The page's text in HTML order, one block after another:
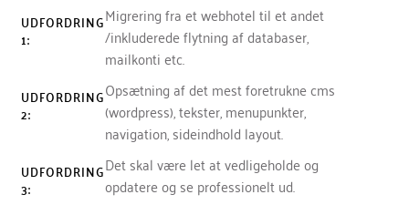
UDFORDRING
1:
Migrering fra et webhotel til et andet
/inkluderede flytning af databaser,
mailkonti etc.
UDFORDRING
2:
Opsætning af det mest foretrukne cms
(wordpress), tekster, menupunkter,
navigation, sideindhold layout.
UDFORDRING
3:
Det skal være let at vedligeholde og
opdatere og se professionelt ud.